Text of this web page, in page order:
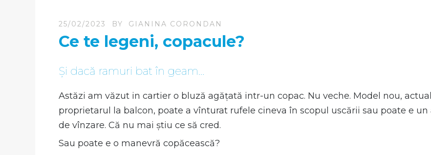
25/02/2023 BY GIANINA CORONDAN
Ce te legeni, copacule?
Și dacă ramuri bat în geam…
Astăzi am văzut in cartier o bluză agățată intr-un copac. Nu veche. Model nou,
proprietarul la balcon, poate a vînturat rufele cineva în scopul uscării sau poate e
de vînzare. Că nu mai știu ce să cred.
Sau poate e o manevră copăcească?